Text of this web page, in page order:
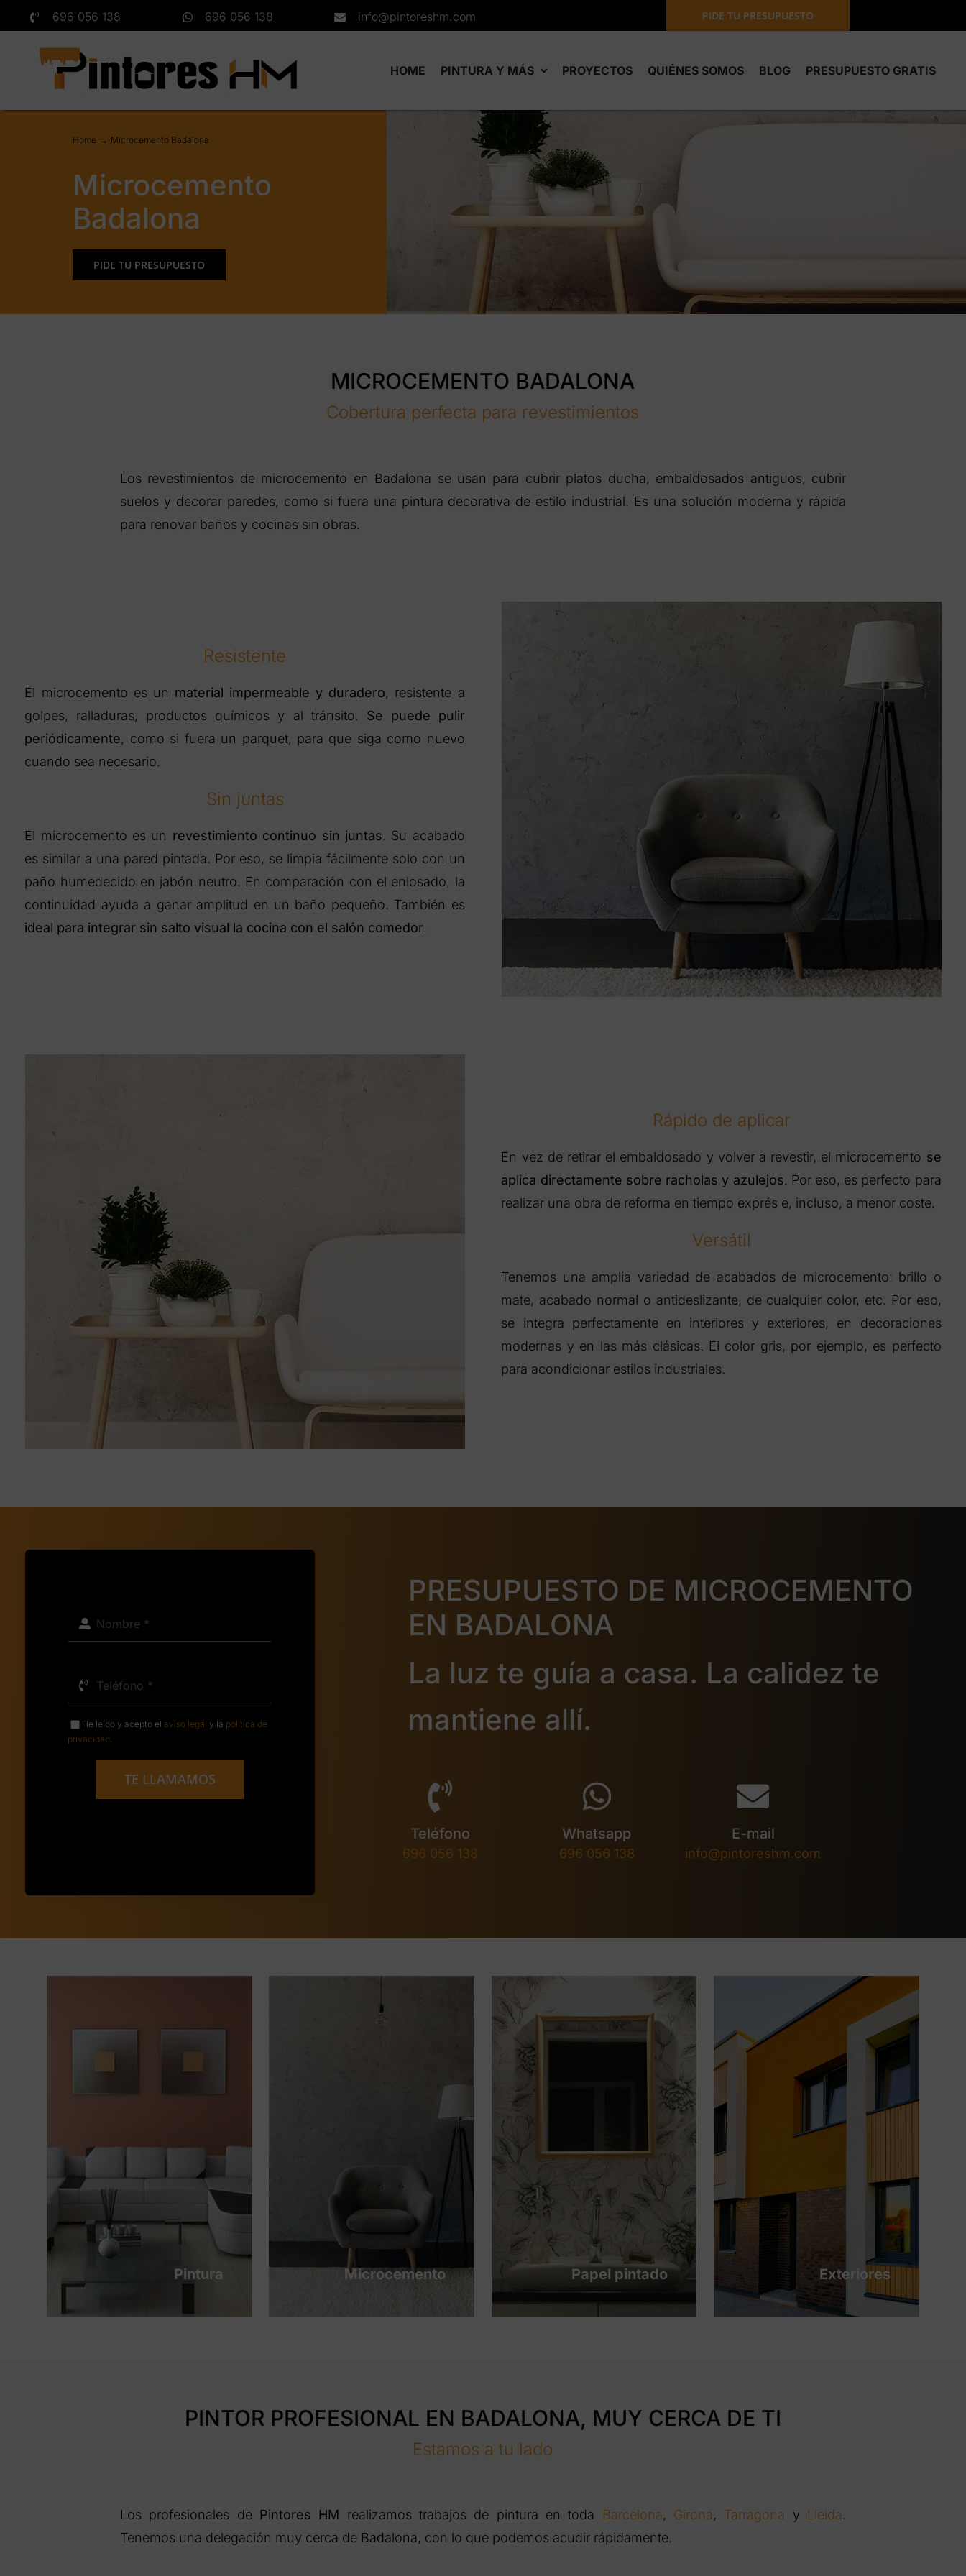
Saltar
al
contenido
696 056 138 696 056 138 info@pintoreshm.com PIDE TU PRESUPUESTO
HOME PINTURA Y MÁS PROYECTOS QUIÉNES SOMOS BLOG PRESUPUESTO GRATIS
Home Microcemento Badalona
Microcemento
Badalona
PIDE TU PRESUPUESTO
MICROCEMENTO BADALONA
Cobertura perfecta para revestimientos
Los revestimientos de microcemento en Badalona se usan para cubrir platos ducha, embaldosados antiguos, cubrir
suelos y decorar paredes, como si fuera una pintura decorativa de estilo industrial. Es una solución moderna y rápida
para renovar baños y cocinas sin obras.
Resistente
El microcemento es un material impermeable y duradero, resistente a
golpes, ralladuras, productos químicos y al tránsito. Se puede pulir
periódicamente, como si fuera un parquet, para que siga como nuevo
cuando sea necesario.
Sin juntas
El microcemento es un revestimiento continuo sin juntas. Su acabado
es similar a una pared pintada. Por eso, se limpia fácilmente solo con un
paño humedecido en jabón neutro. En comparación con el enlosado, la
continuidad ayuda a ganar amplitud en un baño pequeño. También es
ideal para integrar sin salto visual la cocina con el salón comedor.
Rápido de aplicar
En vez de retirar el embaldosado y volver a revestir, el microcemento se
aplica directamente sobre racholas y azulejos. Por eso, es perfecto para
realizar una obra de reforma en tiempo exprés e, incluso, a menor coste.
Versátil
Tenemos una amplia variedad de acabados de microcemento: brillo o
mate, acabado normal o antideslizante, de cualquier color, etc. Por eso,
se integra perfectamente en interiores y exteriores, en decoraciones
modernas y en las más clásicas. El color gris, por ejemplo, es perfecto
para acondicionar estilos industriales.
He leído y acepto elaviso legal y la política de
privacidad.
TE LLAMAMOS
PRESUPUESTO DE MICROCEMENTO
EN BADALONA
La luz te guía a casa. La calidez te
mantiene allí.
Teléfono
696 056 138
Whatsapp
696 056 138
E-mail
info@pintoreshm.com
Pintura Microcemento Papel pintado Exteriores
PINTOR PROFESIONAL EN BADALONA, MUY CERCA DE TI
Estamos a tu lado
Los profesionales de Pintores HM realizamos trabajos de pintura en toda Barcelona, Girona, Tarragona y Lleida.
Tenemos una delegación muy cerca de Badalona, con lo que podemos acudir rápidamente.